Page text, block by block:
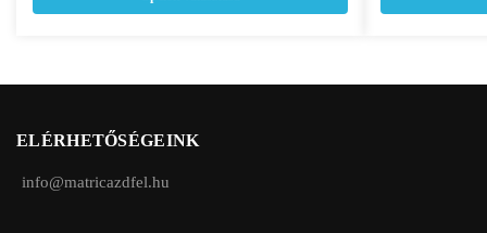
választhatók
ELÉRHETŐSÉGEINK
info@matricazdfel.hu